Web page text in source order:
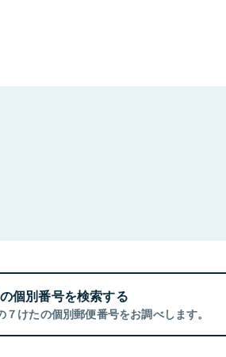
個別番号を検索する
７けたの個別郵便番号をお調べします。